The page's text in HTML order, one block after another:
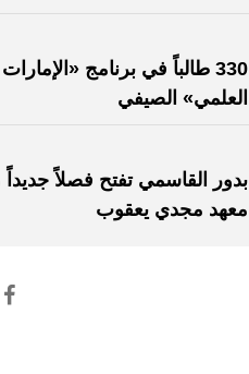
330 طالباً في برنامج «الإمارات
العلمي» الصيفي
بدور القاسمي تفتح فصلاً جديداً
معهد مجدي يعقوب